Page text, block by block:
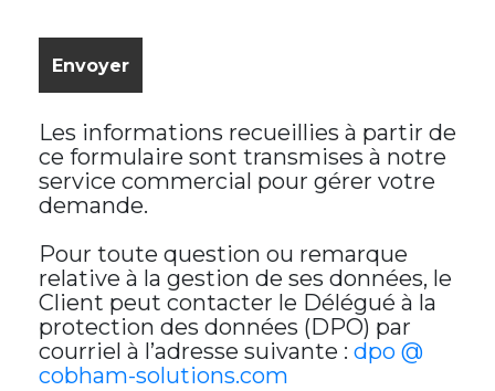
Les informations recueillies à partir de
ce formulaire sont transmises à notre
service commercial pour gérer votre
demande.
Pour toute question ou remarque
relative à la gestion de ses données, le
Client peut contacter le Délégué à la
protection des données (DPO) par
courriel à l’adresse suivante : dpo @
cobham-solutions.com